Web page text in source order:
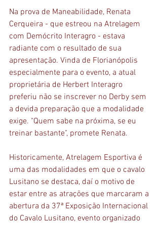
Na prova de Maneabilidade, Renata
Cerqueira - que estreou na Atrelagem
com Demócrito Interagro - estava
radiante com o resultado de sua
apresentação. Vinda de Florianópolis
especialmente para o evento, a atual
proprietária de Herbert Interagro
preferiu não se inscrever no Derby sem
a devida preparação que a modalidade
exige. "Quem sabe na próxima, se eu
treinar bastante", promete Renata.
Historicamente, Atrelagem Esportiva é
uma das modalidades em que o cavalo
Lusitano se destaca, daí o motivo de
estar entre as atrações que marcaram a
abertura da 37ª Exposição Internacional
do Cavalo Lusitano, evento organizado